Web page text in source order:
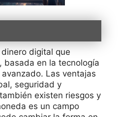
digital que
basada en la tecnología
Las ventajas
seguridad y
existen riesgos y
es un campo